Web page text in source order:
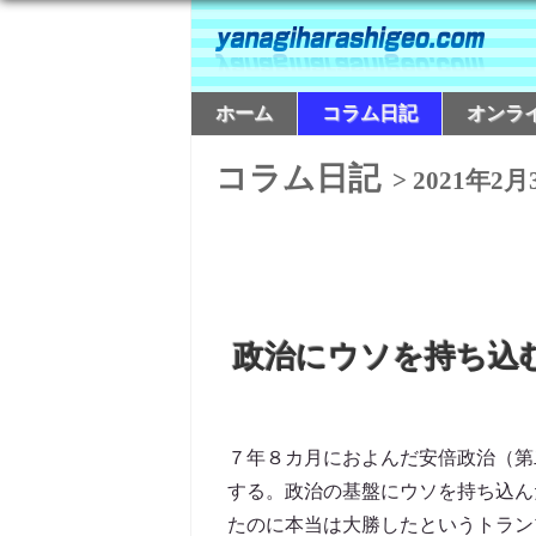
ホーム コラム日記 オンラ
コラム日記> 2021年2月
政治にウソを持ち込
７年８カ月におよんだ安倍政治（
する。政治の基盤にウソを持ち込
たのに本当は大勝したというトラ